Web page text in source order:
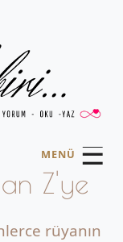
MENÜ ☰
Z'ye
rüyanın